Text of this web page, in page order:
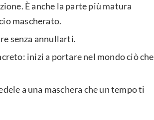
È anche la parte più matura
mascherato.
senza annullarti.
inizi a portare nel mondo ciò che
a una maschera che un tempo ti